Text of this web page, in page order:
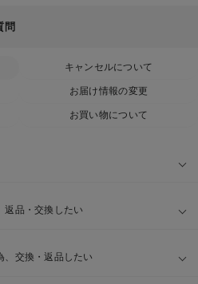
問
キャンセルについて
お届け情報の変更
お買い物について
返品・交換したい
、交換・返品したい